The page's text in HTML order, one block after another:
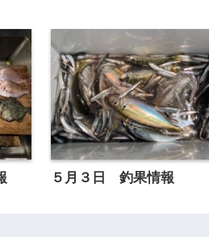
５月３日 釣果情報